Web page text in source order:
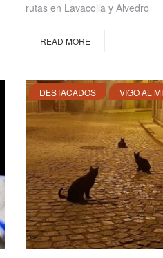
rutas en Lavacolla y Alvedro
READ MORE
DESTACADOS VIGO AL